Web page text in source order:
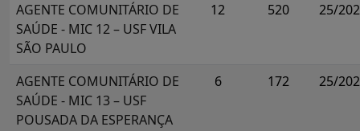
AGENTE COMUNITÁRIO DE
SAÚDE - MIC 12 – USF VILA
SÃO PAULO
12 520 25/
AGENTE COMUNITÁRIO DE
SAÚDE - MIC 13 – USF
POUSADA DA ESPERANÇA
6 172 25/